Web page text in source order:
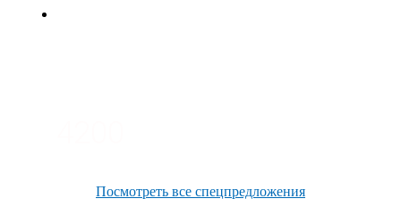
Посмотреть все спецпредложения